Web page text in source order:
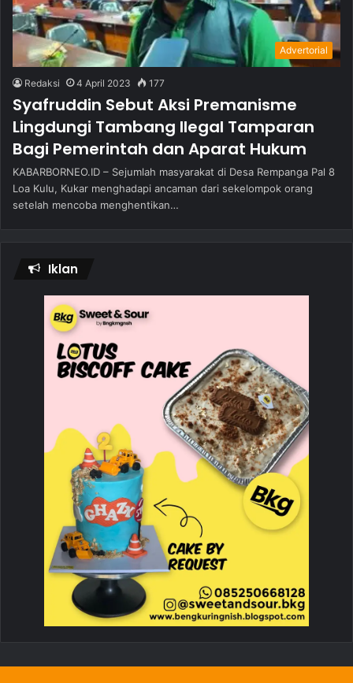
Advertorial
Redaksi 4 April 2023 177
Syafruddin Sebut Aksi Premanisme
Lingdungi Tambang Ilegal Tamparan
Bagi Pemerintah dan Aparat Hukum
KABARBORNEO.ID – Sejumlah masyarakat di Desa Rempanga Pal 8
Loa Kulu, Kukar menghadapi ancaman dari sekelompok orang
setelah mencoba menghentikan…
Iklan